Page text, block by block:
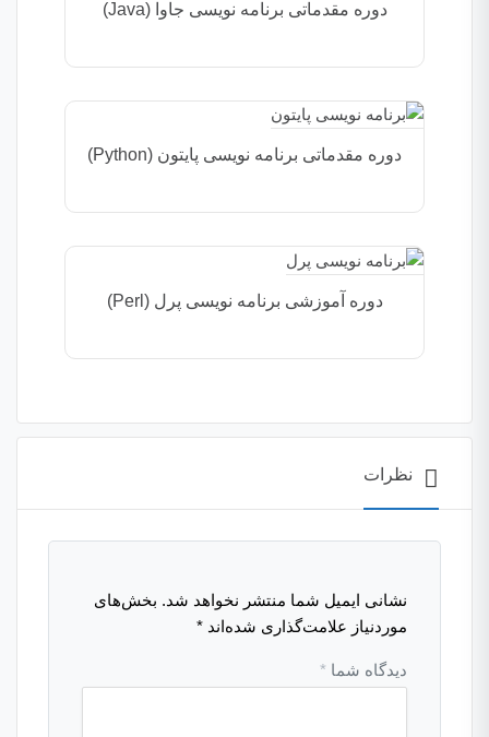
دوره مقدماتی برنامه نویسی جاوا (Java)
دوره مقدماتی برنامه نویسی پایتون (Python)
دوره آموزشی برنامه نویسی پرل (Perl)
نظرات
نشانی ایمیل شما منتشر نخواهد شد. بخش‌های
موردنیاز علامت‌گذاری شده‌اند *
دیدگاه شما *